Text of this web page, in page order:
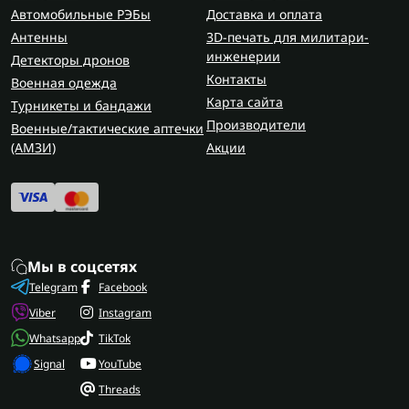
РовноКвадроцикл в КропивницкомКвадроцикл
в Черкассах
Квадроцикл в Хмельницком
Автомобильные РЭБы
Антенны
Детекторы дронов
Военная одежда
Турникеты и бандажи
Военные/тактические аптечки
(AMЗИ)
Доставка и оплата
3D-печать для милитари-
инженерии
Контакты
Карта сайта
Производители
Акции
Мы в соцсетях
Telegram
Viber
Whatsapp
Signal
Facebook
Instagram
TikTok
YouTube
Threads